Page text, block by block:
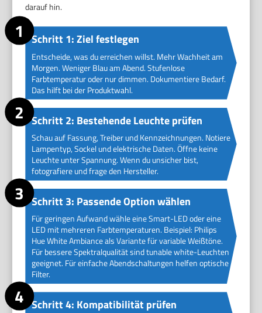
darauf hin.
Schritt 1: Ziel festlegen
Entscheide, was du erreichen willst. Mehr Wachheit am
Morgen. Weniger Blau am Abend. Stufenlose
Farbtemperatur oder nur dimmen. Dokumentiere Bedarf.
Das hilft bei der Produktwahl.
Schritt 2: Bestehende Leuchte prüfen
Schau auf Fassung, Treiber und Kennzeichnungen. Notiere
Lampentyp, Sockel und elektrische Daten. Öffne keine
Leuchte unter Spannung. Wenn du unsicher bist,
fotografiere und frage den Hersteller.
Schritt 3: Passende Option wählen
Für geringen Aufwand wähle eine Smart-LED oder eine
LED mit mehreren Farbtemperaturen. Beispiel: Philips
Hue White Ambiance als Variante für variable Weißtöne.
Für bessere Spektralqualität sind tunable white-Leuchten
geeignet. Für einfache Abendschaltungen helfen optische
Filter.
Schritt 4: Kompatibilität prüfen